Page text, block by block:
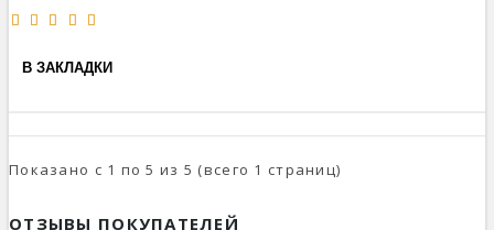
В ЗАКЛАДКИ
Показано с 1 по 5 из 5 (всего 1 страниц)
ОТЗЫВЫ ПОКУПАТЕЛЕЙ